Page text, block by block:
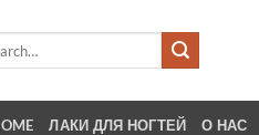
ЛАКИ ДЛЯ НОГТЕЙ О НАС